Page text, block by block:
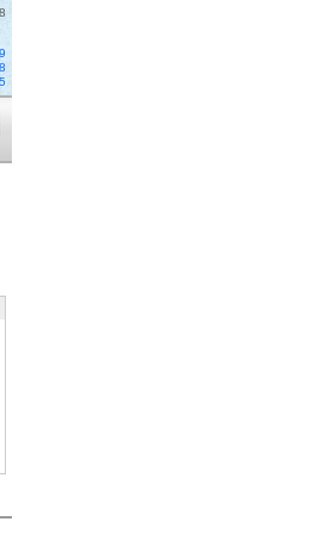
9
二小学校はコミュニ